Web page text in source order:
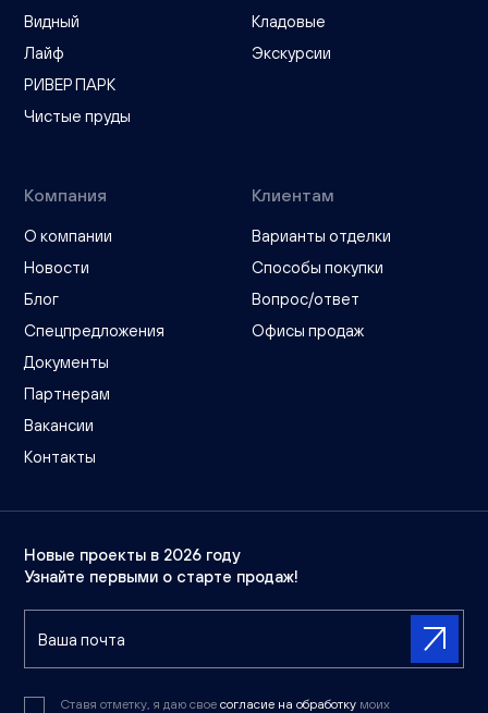
Видный
Лайф
РИВЕР ПАРК
Чистые пруды
Кладовые
Экскурсии
Компания
О компании
Новости
Блог
Спецпредложения
Документы
Партнерам
Вакансии
Контакты
Клиентам
Варианты отделки
Способы покупки
Вопрос/ответ
Офисы продаж
Новые проекты в 2026 году
Узнайте первыми о старте продаж!
Ставя отметку, я даю свое согласие на обработку моих